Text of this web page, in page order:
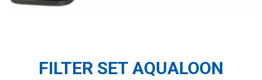
FILTER SET AQUALOON